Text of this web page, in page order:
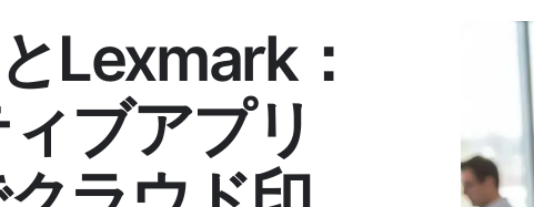
Lexmark：
ブアプリ